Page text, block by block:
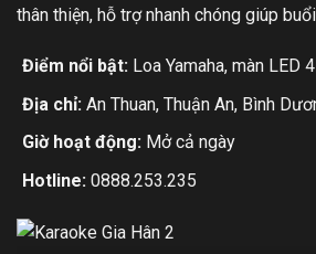
thân thiện, hỗ trợ nhanh chóng giúp
Điểm nổi bật:Loa Yamaha, màn LED
Địa chỉ: An Thuan, Thuận An, Bình
Giờ hoạt động:Mở cả ngày
Hotline: 0888.253.235